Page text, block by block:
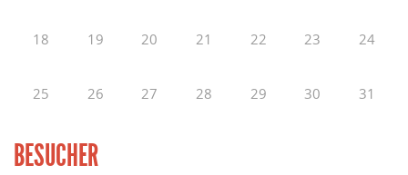
18 19 20 21 22 23 24
25 26 27 28 29 30 31
BESUCHER